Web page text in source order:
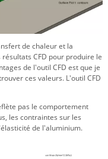
de chaleur et la
CFD pour produire le
de l'outil CFD est que je
ces valeurs. L'outil CFD
pas le comportement
les contraintes sur les
de l'aluminium.